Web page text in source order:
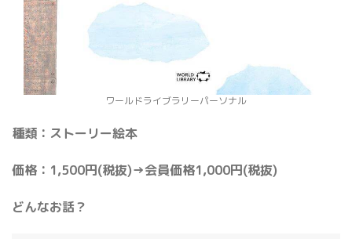
ワールドライブラリーパーソナル
種類：ストーリー絵本
価格：1,500円(税抜)→会員価格1,000円(税抜)
どんなお話？